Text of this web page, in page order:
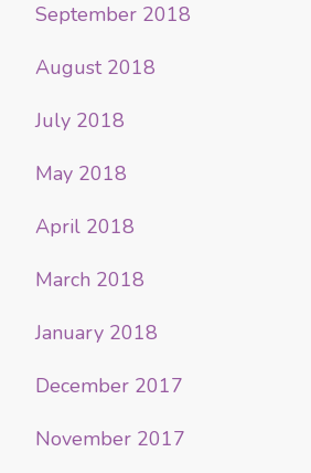
September 2018
August 2018
July 2018
May 2018
April 2018
March 2018
January 2018
December 2017
November 2017